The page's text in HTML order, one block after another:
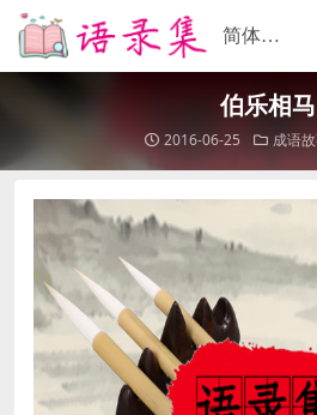
伯乐相马
2016-06-25 成语